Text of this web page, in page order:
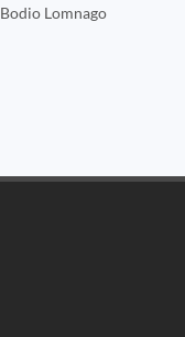
Bodio Lomnago